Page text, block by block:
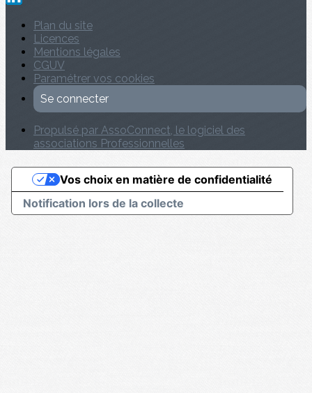
Plan du site
Licences
Mentions légales
CGUV
Paramétrer vos cookies
Se connecter
Propulsé par AssoConnect, le logiciel des
associations Professionnelles
Notification lors de la collecte
Vos choix en matière de confidentialité